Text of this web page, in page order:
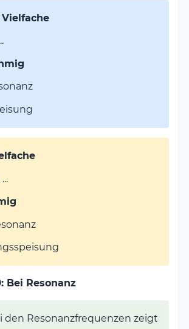
Bei Resonanz
den Resonanzfrequenzen zeigt